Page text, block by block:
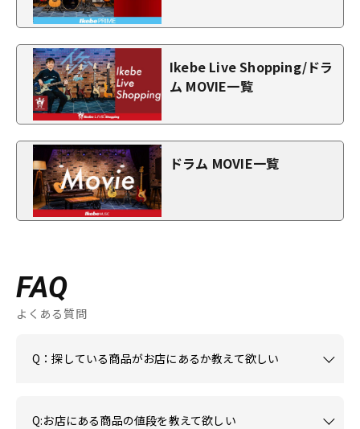
Ikebe Live Shopping/ドラ
ム MOVIE一覧
ドラム MOVIE一覧
FAQ
よくある質問
Q：探している商品がお店にあるか教えて欲しい
Q:お店にある商品の値段を教えて欲しい